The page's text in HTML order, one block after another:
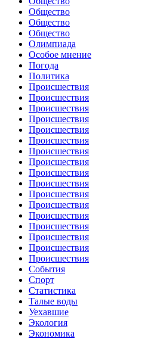
Общество
Общество
Общество
Олимпиада
Особое мнение
Погода
Политика
Происшествия
Происшествия
Происшествия
Происшествия
Происшествия
Происшествия
Происшествия
Происшествия
Происшествия
Происшествия
Происшествия
Происшествия
Происшествия
Происшествия
Происшествия
Происшествия
Происшествия
События
Спорт
Статистика
Талые воды
Уехавшие
Экология
Экономика